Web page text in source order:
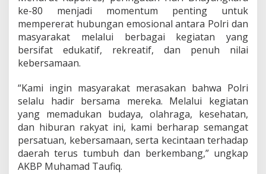
ke-80 menjadi momentum penting untuk
mempererat hubungan emosional antara Polri dan
masyarakat melalui berbagai kegiatan yang
bersifat edukatif, rekreatif, dan penuh nilai
kebersamaan.
“Kami ingin masyarakat merasakan bahwa Polri
selalu hadir bersama mereka. Melalui kegiatan
yang memadukan budaya, olahraga, kesehatan,
dan hiburan rakyat ini, kami berharap semangat
persatuan, kebersamaan, serta kecintaan terhadap
daerah terus tumbuh dan berkembang,” ungkap
AKBP Muhamad Taufiq.